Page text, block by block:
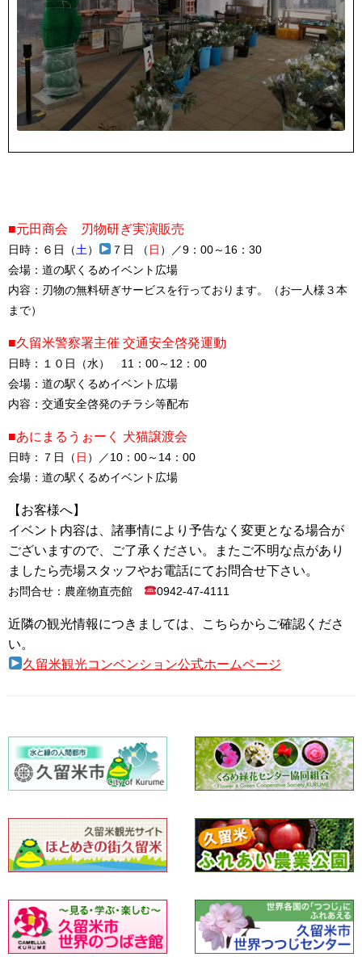
■元田商会 刃物研ぎ実演販売
日時：６日（土） ７日 （ 日 ）／9：00～16：30
会場：道の駅くるめイベント広場
内容：刃物の無料研ぎサービスを行っております。（お一人様３本
まで）
■久留米警察署主催 交通安全啓発運動
日時：１０日（水） 11：00～12：00
会場：道の駅くるめイベント広場
内容：交通安全啓発のチラシ等配布
■あにまるうぉーく 犬猫譲渡会
日時：７日（ 日 ）／10：00～14：00
会場：道の駅くるめイベント広場
【お客様へ】
イベント内容は、諸事情により予告なく変更となる場合が
ございますので、ご了承ください。またご不明な点があり
ましたら売場スタッフやお電話にてお問合せ下さい。
お問合せ：農産物直売館 0942-47-4111
近隣の観光情報につきましては、こちらからご確認くださ
い。
久留米観光コンベンション公式ホームページ